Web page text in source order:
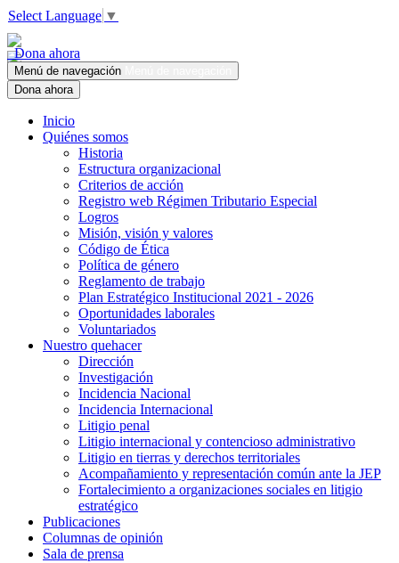
Select Language ▼
Dona ahora
Menú de navegación
Dona ahora
Inicio
Quiénes somos
Historia
Estructura organizacional
Criterios de acción
Registro web Régimen Tributario Especial
Logros
Misión, visión y valores
Código de Ética
Política de género
Reglamento de trabajo
Plan Estratégico Institucional 2021 - 2026
Oportunidades laborales
Voluntariados
Nuestro quehacer
Dirección
Investigación
Incidencia Nacional
Incidencia Internacional
Litigio penal
Litigio internacional y contencioso administrativo
Litigio en tierras y derechos territoriales
Acompañamiento y representación común ante la JEP
Fortalecimiento a organizaciones sociales en litigio
estratégico
Publicaciones
Columnas de opinión
Sala de prensa